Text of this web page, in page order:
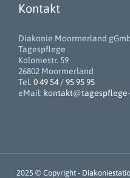
Kontakt
Diakonie Moormerland
Tagespflege
Koloniestr. 59
26802 Moormerland
Tel. 0 49 54 / 95 95 95
eMail:
2025 © Copyright -